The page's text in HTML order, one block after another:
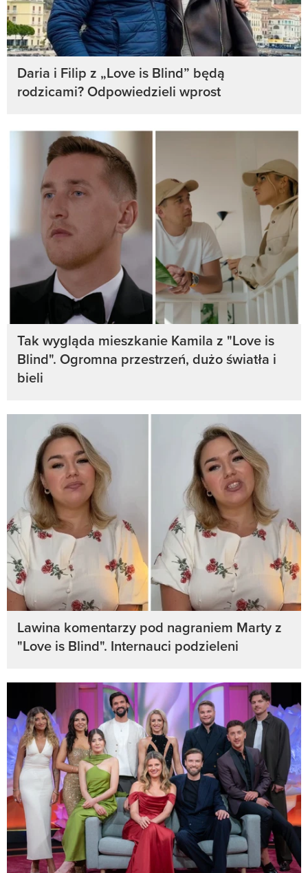
Daria i Filip z „Love is Blind” będą
rodzicami? Odpowiedzieli wprost
Tak wygląda mieszkanie Kamila z "Love is
Blind". Ogromna przestrzeń, dużo światła i
bieli
Lawina komentarzy pod nagraniem Marty z
"Love is Blind". Internauci podzieleni